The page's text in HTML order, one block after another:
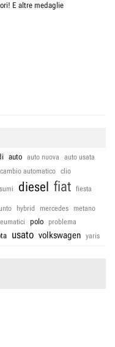
E altre medaglie
auto auto nuova
auto usata
cambio automatico clio
diesel fiat fiesta
hybrid mercedes
metano
polo
problema
usato volkswagen yaris